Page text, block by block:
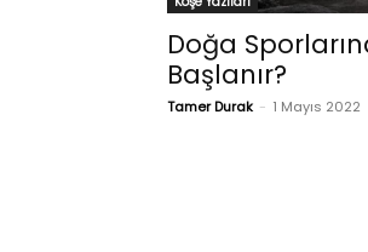
Doğa
Başlanır?
Tamer Durak - 1 Mayıs 2022